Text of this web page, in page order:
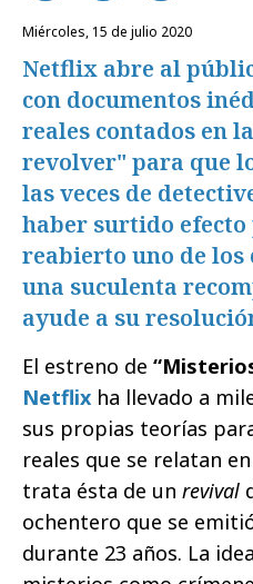
miércoles, 15 de julio 2020
Netflix abre al
con documentos
reales contados en
revolver" para que
las veces de
haber surtido efecto
reabierto uno de los
una suculenta
ayude a su
El estreno de
Netflix ha llevado a
sus propias teorías
reales que se relatan
trata ésta de un revival
ochentero que se
durante 23 años. La